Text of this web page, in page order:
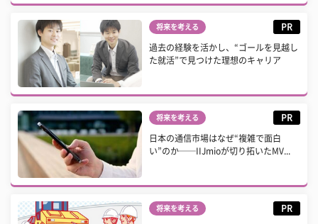
将来を考える PR
過去の経験を活かし、“ゴールを見越し
た就活”で見つけた理想のキャリア
将来を考える PR
日本の通信市場はなぜ“複雑で面白
い”のか──IIJmioが切り拓いたMV...
将来を考える PR